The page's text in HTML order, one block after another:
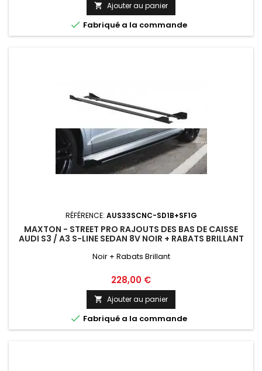
 Ajouter au panier
 Fabriqué a la commande
RÉFÉRENCE: AUS33SCNC-SD1B+SF1G
MAXTON - STREET PRO RAJOUTS DES BAS DE CAISSE
AUDI S3 / A3 S-LINE SEDAN 8V NOIR + RABATS BRILLANT
Noir + Rabats Brillant
Prix
228,00 €
 Ajouter au panier
 Fabriqué a la commande